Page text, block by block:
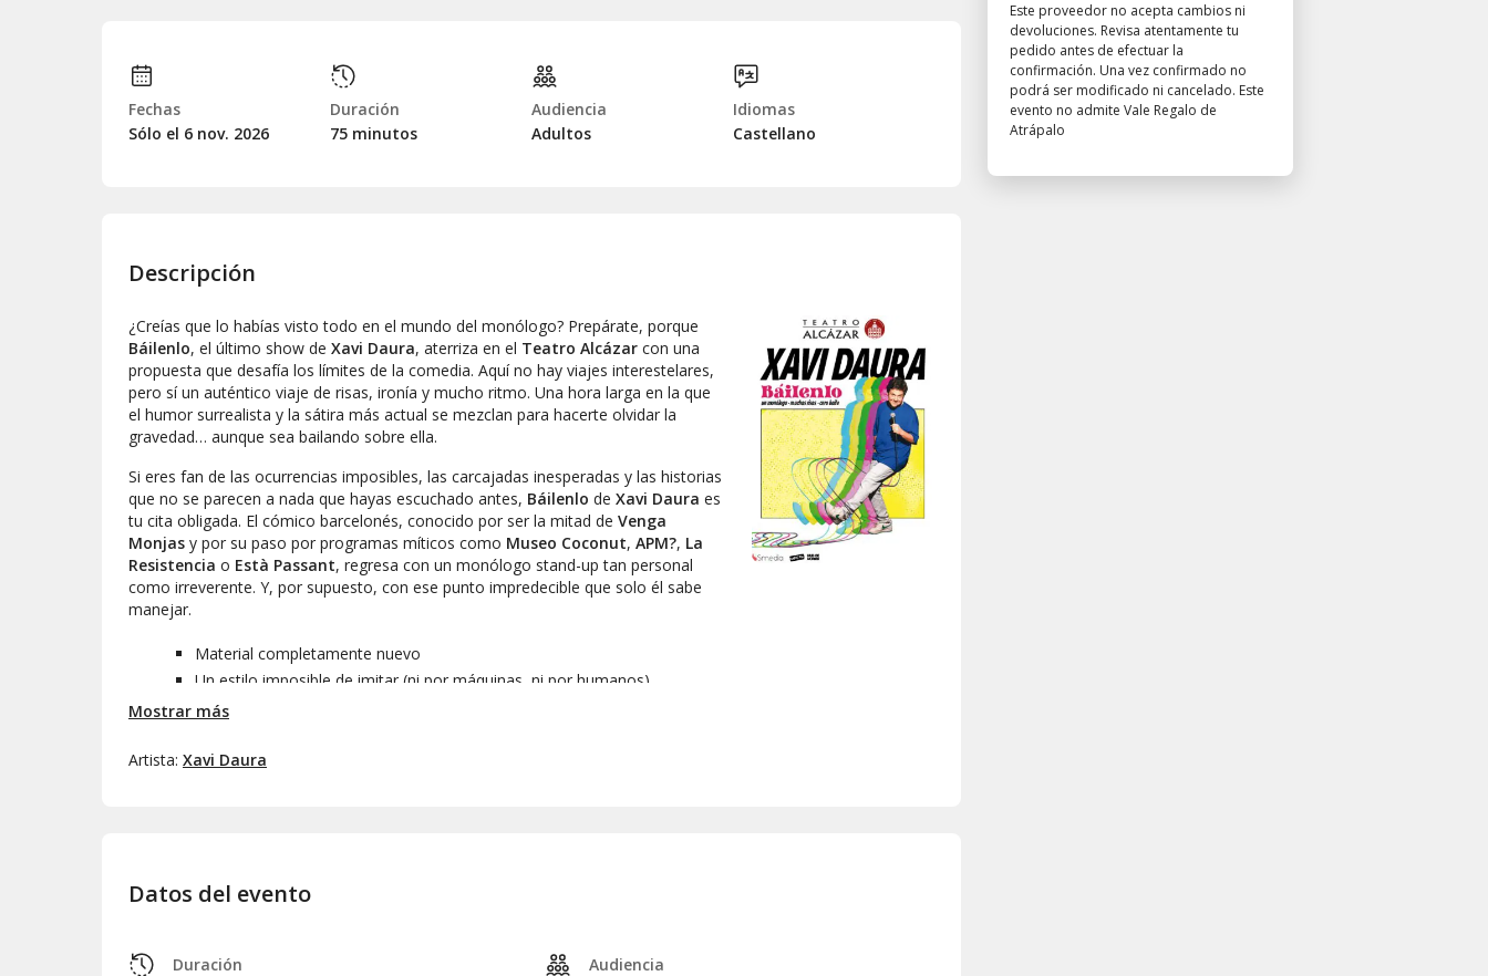
Este proveedor no acepta cambios ni
devoluciones. Revisa atentamente tu
pedido antes de efectuar la
confirmación. Una vez confirmado no
podrá ser modificado ni cancelado. Este
evento no admite Vale Regalo de
Atrápalo
Fechas
Sólo el 6 nov. 2026
Duración
75 minutos
Audiencia
Adultos
Idiomas
Castellano
Descripción
¿Creías que lo habías visto todo en el mundo del monólogo? Prepárate, porque
Báilenlo, el último show de Xavi Daura, aterriza en el Teatro Alcázar con una
propuesta que desafía los límites de la comedia. Aquí no hay viajes interestelares,
pero sí un auténtico viaje de risas, ironía y mucho ritmo. Una hora larga en la que
el humor surrealista y la sátira más actual se mezclan para hacerte olvidar la
gravedad… aunque sea bailando sobre ella.
Si eres fan de las ocurrencias imposibles, las carcajadas inesperadas y las historias
que no se parecen a nada que hayas escuchado antes, Báilenlo de Xavi Daura es
tu cita obligada. El cómico barcelonés, conocido por ser la mitad de Venga
Monjas y por su paso por programas míticos como Museo Coconut, APM?, La
Resistencia o Està Passant, regresa con un monólogo stand-up tan personal
como irreverente. Y, por supuesto, con ese punto impredecible que solo él sabe
manejar.
Material completamente nuevo
Un estilo imposible de imitar (ni por máquinas, ni por humanos)
Crítica social, humor absurdo y ese toque delirante marca de la casa
Déjate contagiar por la energía positiva de
espectáculos de humor más originales que puedes encontrar en España. Si buscas
Mostrar más
Artista: Xavi Daura
Datos del evento
Duración
Audiencia